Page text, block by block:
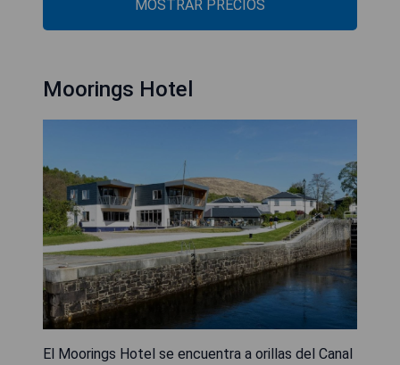
MOSTRAR PRECIOS
Moorings Hotel
El Moorings Hotel se encuentra a orillas del Canal